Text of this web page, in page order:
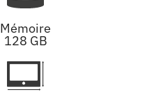
Mémoire
128 GB